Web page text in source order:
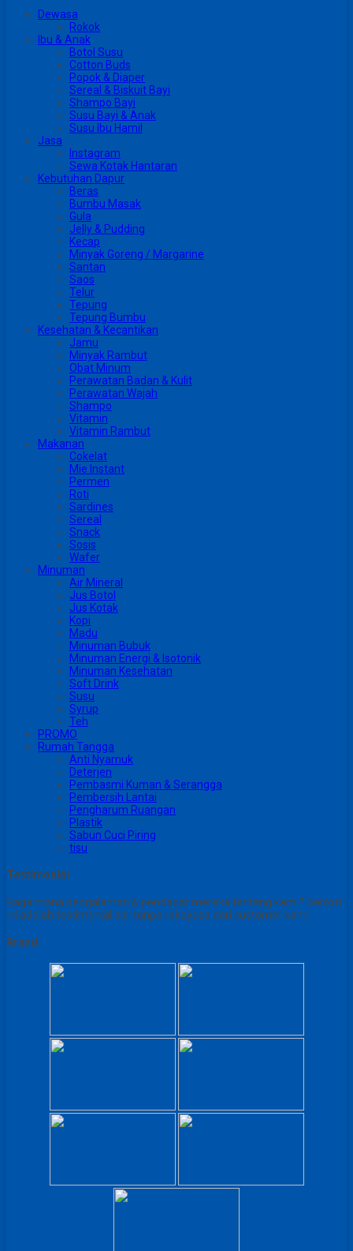
Dewasa
Rokok
Ibu & Anak
Botol Susu
Cotton Buds
Popok & Diaper
Sereal & Biskuit Bayi
Shampo Bayi
Susu Bayi & Anak
Susu Ibu Hamil
Jasa
Instagram
Sewa Kotak Hantaran
Kebutuhan Dapur
Beras
Bumbu Masak
Gula
Jelly & Pudding
Kecap
Minyak Goreng / Margarine
Santan
Saos
Telur
Tepung
Tepung Bumbu
Kesehatan & Kecantikan
Jamu
Minyak Rambut
Obat Minum
Perawatan Badan & Kulit
Perawatan Wajah
Shampo
Vitamin
Vitamin Rambut
Makanan
Cokelat
Mie Instant
Permen
Roti
Sardines
Sereal
Snack
Sosis
Wafer
Minuman
Air Mineral
Jus Botol
Jus Kotak
Kopi
Madu
Minuman Bubuk
Minuman Energi & Isotonik
Minuman Kesehatan
Soft Drink
Susu
Syrup
Teh
PROMO
Rumah Tangga
Anti Nyamuk
Deterjen
Pembasmi Kuman & Serangga
Pembersih Lantai
Pengharum Ruangan
Plastik
Sabun Cuci Piring
tisu
Testimonial
Bagaimana pengalaman & pendapat mereka tentang kami? Berikut
ini adalah testimonial asli tanpa rekayasa dari customer kami.
Brand